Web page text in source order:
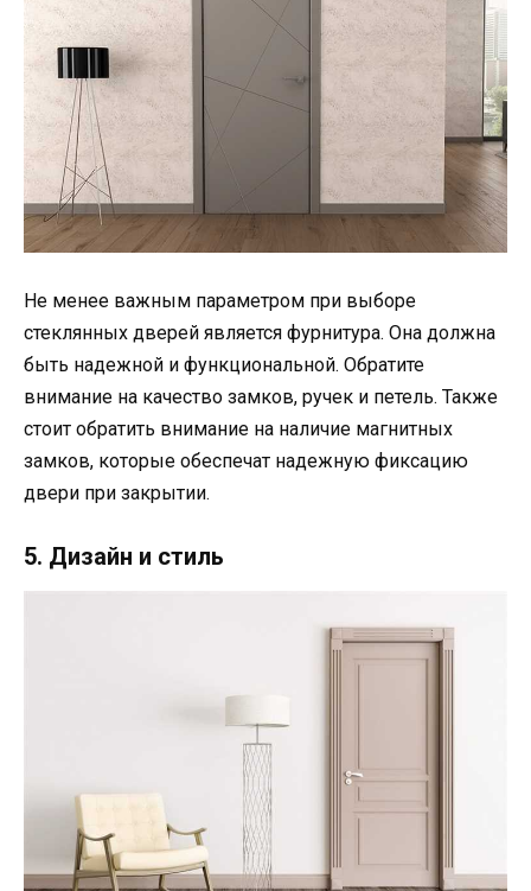
Не менее важным параметром при выборе
стеклянных дверей является фурнитура. Она должна
быть надежной и функциональной. Обратите
внимание на качество замков, ручек и петель. Также
стоит обратить внимание на наличие магнитных
замков, которые обеспечат надежную фиксацию
двери при закрытии.
5. Дизайн и стиль